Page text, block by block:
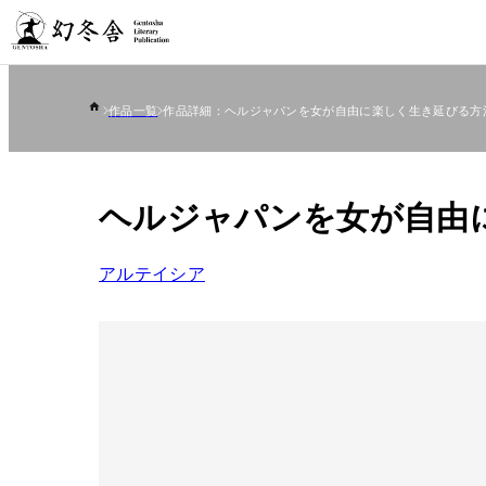
作品一覧 作品詳細：ヘルジャパンを女が自由に楽しく生き延びる方
ヘルジャパンを女が自由
アルテイシア